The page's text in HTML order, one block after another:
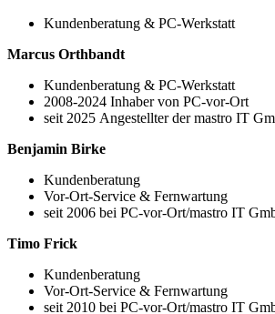
Kundenberatung & PC-Werkstatt
Marcus Orthbandt
Kundenberatung & PC-Werkstatt
2008-2024 Inhaber von PC-vor-Ort
seit 2025 Angestellter der mastro IT
Benjamin Birke
Kundenberatung
Vor-Ort-Service & Fernwartung
seit 2006 bei PC-vor-Ort/mastro IT
Timo Frick
Kundenberatung
Vor-Ort-Service & Fernwartung
seit 2010 bei PC-vor-Ort/mastro IT